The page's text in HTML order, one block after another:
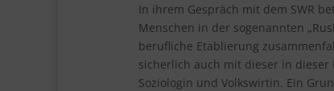
In ihrem Gespräch mit dem SWR
Menschen in der sogenannten
berufliche Etablierung
sicherlich auch mit dieser in
Soziologin und Volkswirtin. Ein